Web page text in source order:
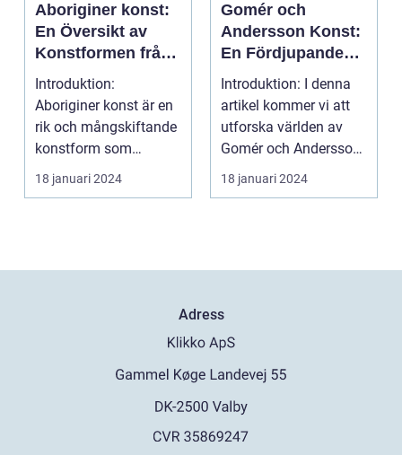
Aboriginer konst:
En Översikt av
Konstformen från
Australiens
Urinvånare
Introduktion:
Aboriginer konst är en
rik och mångskiftande
konstform som
härstammar från
Australiens...
18 januari 2024
Gomér och
Andersson Konst:
En Fördjupande
Översikt
Introduktion: I denna
artikel kommer vi att
utforska världen av
Gomér och Andersson
konst, dess olik...
18 januari 2024
Adress